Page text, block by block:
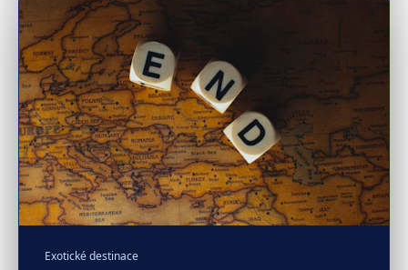
Exotické destinace